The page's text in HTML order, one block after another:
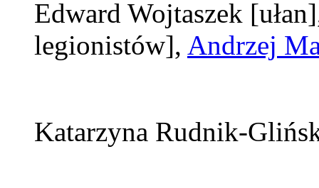
Edward Wojtaszek [ułan]
legionistów], Andrzej
Katarzyna Rudnik-